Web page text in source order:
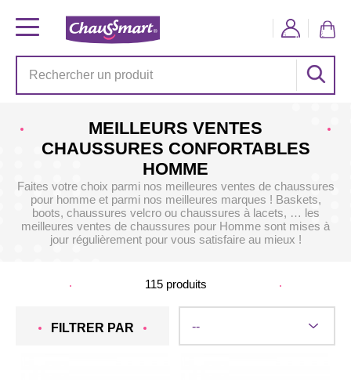
MEILLEURS VENTES
CHAUSSURES CONFORTABLES
HOMME
Faites votre choix parmi nos meilleures ventes de chaussures
pour homme et parmi nos meilleures marques ! Baskets,
boots, chaussures velcro ou chaussures à lacets, … les
meilleures ventes de chaussures pour Homme sont mises à
jour régulièrement pour vous satisfaire au mieux !
115 produits
FILTRER PAR